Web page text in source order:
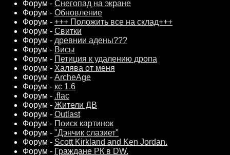
Форум - Снегопад на экране
Форум - Обновление
Форум - +++ Положить все на склад+++
Форум - Свитки
Форум - древнии адены???
Форум - Висы
Форум - Петиция к удалению дропа
Форум - Халява от меня
Форум - ArcheAge
Форум - кс 1.6
Форум - .flac
Форум - Жители ДВ
Форум - Outlast
Форум - Поиск картинок
Форум - "Дэнчик слазиет"
Форум - Scott Kirkland and Ken Jordan.
Форум - Граждане РК в DW.